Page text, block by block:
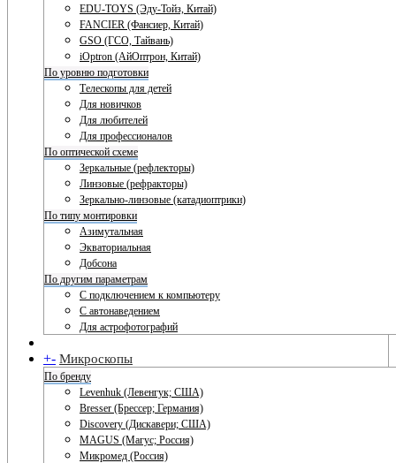
EDU-TOYS (Эду-Тойз, Китай)
FANCIER (Фансиер, Китай)
GSO (ГСО, Тайвань)
iOptron (АйОптрон, Китай)
По уровню подготовки
Телескопы для детей
Для новичков
Для любителей
Для профессионалов
По оптической схеме
Зеркальные (рефлекторы)
Линзовые (рефракторы)
Зеркально-линзовые (катадиоптрики)
По типу монтировки
Азимутальная
Экваториальная
Добсона
По другим параметрам
С подключением к компьютеру
С автонаведением
Для астрофотографий
+- Микроскопы
По бренду
Levenhuk (Левенгук; США)
Bresser (Брессер; Германия)
Discovery (Дискавери; США)
MAGUS (Магус; Россия)
Микромед (Россия)